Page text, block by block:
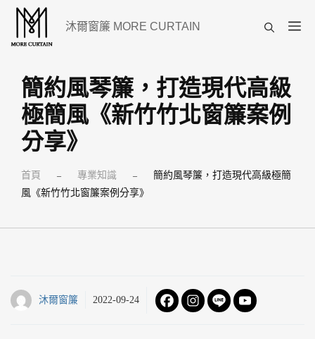
沐爾窗簾 MORE CURTAIN
選
簡約風琴簾，打造現代高級
極簡風《新竹竹北窗簾案例
分享》
首頁 – 專業知識 –
簡約風琴簾，打造現代高級極簡
風《新竹竹北窗簾案例分享》
沐爾窗簾 2022-09-24